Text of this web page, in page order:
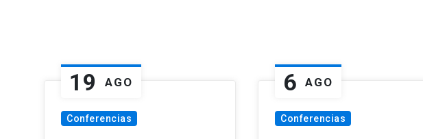
19 AGO
Conferencias
6 AGO
Conferencias